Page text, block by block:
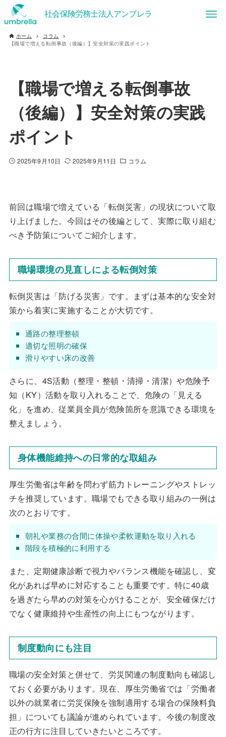
ホーム
コラム
【職場で増える転倒事故（後編）】安全対策の実践ポイント
【職場で増える転倒事故
（後編）】安全対策の実践
ポイント
2025年9月10日 2025年9月11日 コラム
前回は職場で増えている「転倒災害」の現状について取
り上げました。今回はその後編として、実際に取り組む
べき予防策についてご紹介します。
職場環境の見直しによる転倒対策
転倒災害は「防げる災害」です。まずは基本的な安全対
策から着実に実施することが大切です。
通路の整理整頓
適切な照明の確保
滑りやすい床の改善
さらに、4S活動（整理・整頓・清掃・清潔）や危険予
知（KY）活動を取り入れることで、危険の「見える
化」を進め、従業員全員が危険箇所を意識できる環境を
整えましょう。
身体機能維持への日常的な取組み
厚生労働省は年齢を問わず筋力トレーニングやストレッ
チを推奨しています。職場でもできる取り組みの一例は
次のとおりです。
朝礼や業務の合間に体操や柔軟運動を取り入れる
階段を積極的に利用する
また、定期健康診断で視力やバランス機能を確認し、変
化があれば早めに対応することも重要です。特に40歳
を過ぎたら早めの対策を心がけることが、安全確保だけ
でなく健康維持や生産性の向上にもつながります。
制度動向にも注目
職場の安全対策と併せて、労災関連の制度動向も確認し
ておく必要があります。現在、厚生労働省では「労働者
以外の就業者に労災保険を強制適用する場合の保険料負
担」についても議論が進められています。今後の制度改
正の行方に注目していきたいところです。